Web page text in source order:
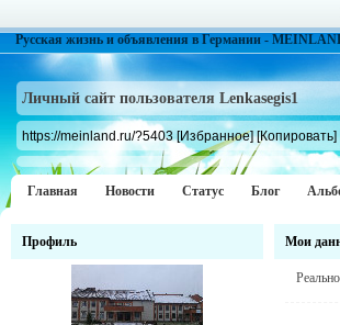
Русская жизнь и объявления в Германии -
Личный сайт пользователя Lenkasegis1
https://meinland.ru/?5403 [Избранное] [Копировать]
Главная Новости Статус Блог
Профиль Мои